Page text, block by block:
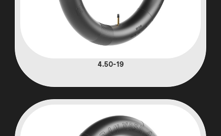
4.50-19